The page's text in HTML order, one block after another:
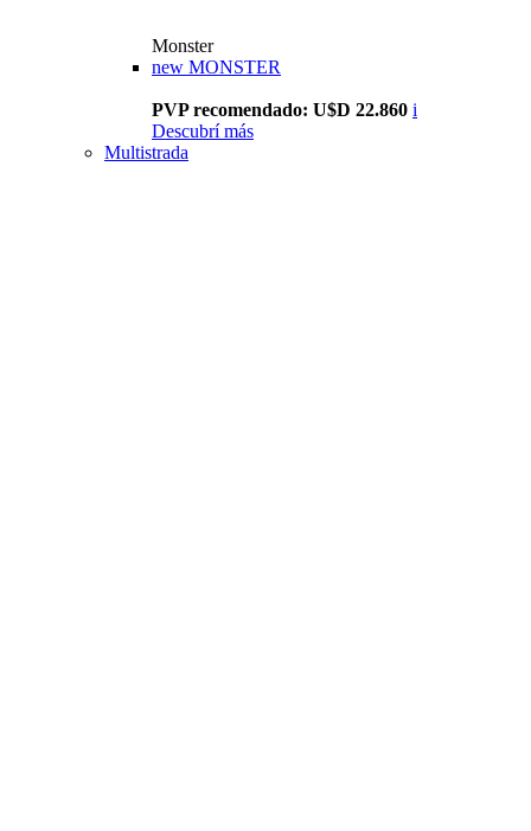
Monster
new MONSTER
PVP recomendado: U$D 22.860 i
Descubrí más
Multistrada